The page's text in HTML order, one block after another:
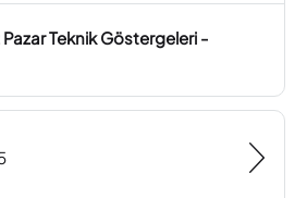
Pazar Teknik Göstergeleri -